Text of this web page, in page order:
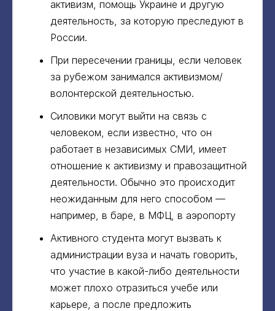
активизм, помощь Украине и другую
деятельность, за которую преследуют в
России.
При пересечении границы, если человек
за рубежом занимался активизмом/
волонтерской деятельностью.
Силовики могут выйти на связь с
человеком, если известно, что он
работает в независимых СМИ, имеет
отношение к активизму и правозащитной
деятельности. Обычно это происходит
неожиданным для него способом —
например, в баре, в МФЦ, в аэропорту
Активного студента могут вызвать к
администрации вуза и начать говорить,
что участие в какой-либо деятельности
может плохо отразиться учебе или
карьере, а после предложить